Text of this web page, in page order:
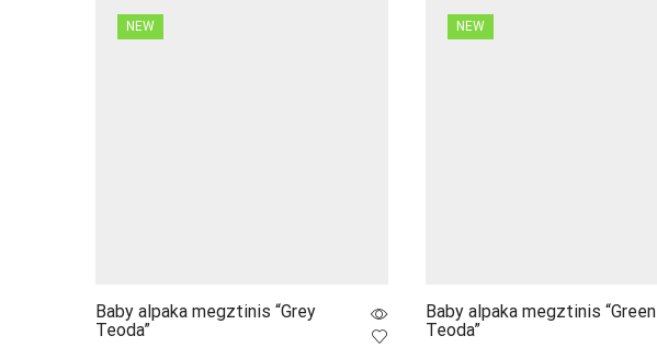
NEW
Baby alpaka megztinis “Grey
Teoda”
NEW
Baby alpaka megztinis “Green
Teoda”